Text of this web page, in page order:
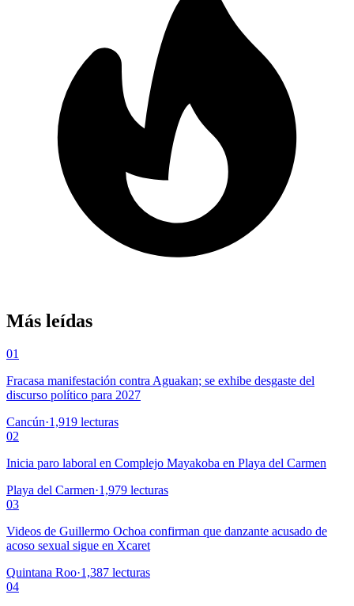
Más leídas
01
Fracasa manifestación contra Aguakan; se exhibe desgaste del
discurso político para 2027
Cancún·1,919 lecturas
02
Inicia paro laboral en Complejo Mayakoba en Playa del Carmen
Playa del Carmen·1,979 lecturas
03
Videos de Guillermo Ochoa confirman que danzante acusado de
acoso sexual sigue en Xcaret
Quintana Roo·1,387 lecturas
04